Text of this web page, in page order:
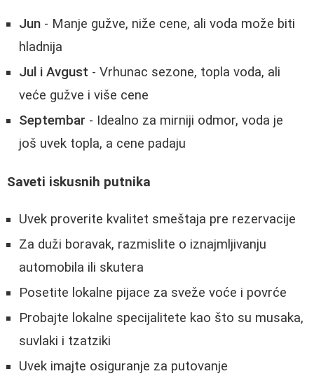
Jun - Manje gužve, niže cene, ali voda može biti
hladnija
Jul i Avgust - Vrhunac sezone, topla voda, ali
veće gužve i više cene
Septembar - Idealno za mirniji odmor, voda je
još uvek topla, a cene padaju
Saveti iskusnih putnika
Uvek proverite kvalitet smeštaja pre rezervacije
Za duži boravak, razmislite o iznajmljivanju
automobila ili skutera
Posetite lokalne pijace za sveže voće i povrće
Probajte lokalne specijalitete kao što su musaka,
suvlaki i tzatziki
Uvek imajte osiguranje za putovanje